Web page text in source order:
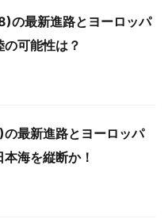
の最新進路とヨーロッパ
可能性は？
最新進路とヨーロッパ
海を縦断か！